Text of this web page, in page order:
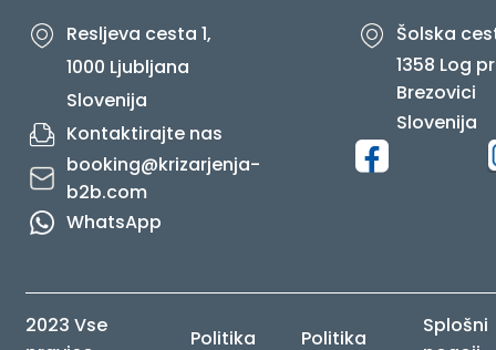
Resljeva cesta 1,
1000 Ljubljana
Slovenija
Kontaktirajte nas
booking@krizarjenja-
b2b.com
WhatsApp
Šolska
1358 Log
Brezovici
Slovenija
2023 Vse
Politika Politika
Splošni